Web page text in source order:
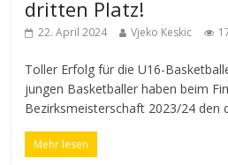
dritten Platz!
22. April 2024 Vjeko Keskic
Toller Erfolg für die U16-
jungen Basketballer haben beim
Bezirksmeisterschaft 2023/24 den
Mehr lesen